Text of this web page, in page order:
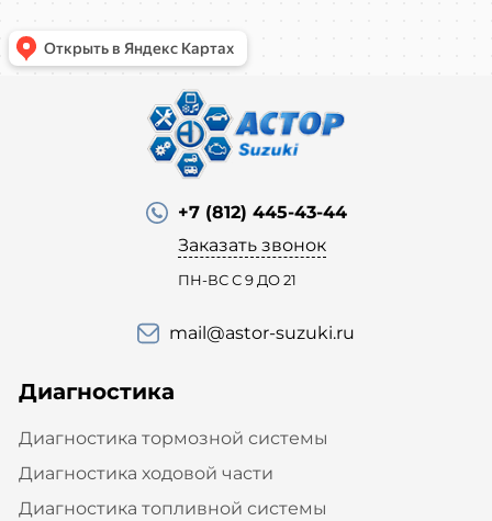
+7 (812) 445-43-44
Заказать звонок
ПН-ВС С 9 ДО 21
mail@astor-suzuki.ru
Диагностика
Диагностика тормозной системы
Диагностика ходовой части
Диагностика топливной системы